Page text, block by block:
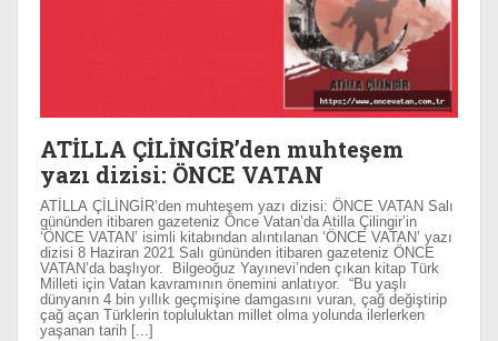
ATİLLA ÇİLİNGİR’den muhteşem
yazı dizisi: ÖNCE VATAN
ATİLLA ÇİLİNGİR’den muhteşem yazı dizisi: ÖNCE VATAN Salı
gününden itibaren gazeteniz Önce Vatan’da Atilla Çilingir’in
‘ÖNCE VATAN’ isimli kitabından alıntılanan ‘ÖNCE VATAN’ yazı
dizisi 8 Haziran 2021 Salı gününden itibaren gazeteniz ÖNCE
VATAN’da başlıyor. Bilgeoğuz Yayınevi’nden çıkan kitap Türk
Milleti için Vatan kavramının önemini anlatıyor. “Bu yaşlı
dünyanın 4 bin yıllık geçmişine damgasını vuran, çağ değiştirip
çağ açan Türklerin topluluktan millet olma yolunda ilerlerken
yaşanan tarih [...]